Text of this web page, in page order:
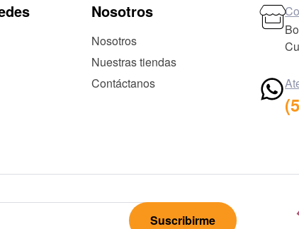
Nosotros
Nosotros
Nuestras tiendas
Contáctanos
Suscribirme